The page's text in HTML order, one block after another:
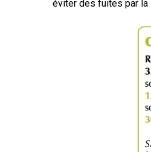
éviter des fuites par la